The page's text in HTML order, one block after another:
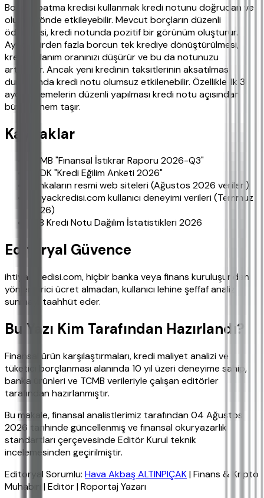
Borç kapatma kredisi kullanmak kredi notunu doğrudan ve
olumlu yönde etkileyebilir. Mevcut borçların düzenli
ödenmesi, kredi notunda pozitif bir görünüm oluşturur.
Ayrıca birden fazla borcun tek krediye dönüştürülmesi,
kredi kullanım oranınızı düşürür ve bu da notunuzu
artırabilir. Ancak yeni kredinin taksitlerinin aksatılması
durumunda kredi notu olumsuz etkilenebilir. Özellikle ilk 3
ayda ödemelerin düzenli yapılması kredi notu açısından
büyük önem taşır.
Kaynaklar
TCMB "Finansal İstikrar Raporu 2026-Q3"
BDDK "Kredi Eğilim Anketi 2026"
Bankaların resmi web siteleri (Ağustos 2026 verileri)
ihtiyackredisi.com kullanıcı deneyimi verileri (Temmuz
2026)
KKB Kredi Notu Dağılım İstatistikleri 2026
Editoryal Güvence
ihtiyackredisi.com, hiçbir banka veya finans kuruluşundan
yönlendirici ücret almadan, kullanıcı lehine şeffaf analiz
sunmayı taahhüt eder.
Bu Yazı Kim Tarafından Hazırlandı?
Finansal ürün karşılaştırmaları, kredi maliyet analizi ve
tüketici borçlanması alanında 10 yıl üzeri deneyime sahip,
banka ürünleri ve TCMB verileriyle çalışan editörler
tarafından hazırlanmıştır.
Bu makale, finansal analistlerimiz tarafından 04 Ağustos
2026 tarihinde güncellenmiş ve finansal okuryazarlık
standartları çerçevesinde Editör Kurul teknik
incelemesinden geçirilmiştir.
Editoryal Sorumlu: Hava Akbaş ALTINPIÇAK| Finans & Kripto
Muhabiri | Editör | Röportaj Yazarı